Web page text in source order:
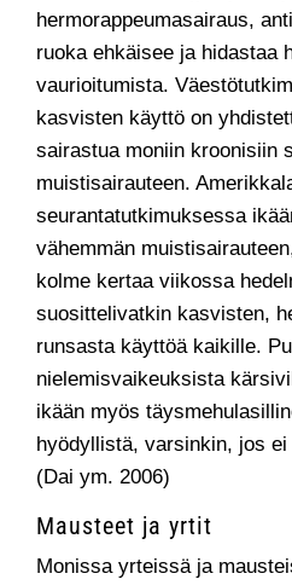
hermorappeumasairaus,
ruoka ehkäisee ja hidastaa
vaurioitumista.
kasvisten käyttö on
sairastua moniin kroonisiin
muistisairauteen.
seurantatutkimuksessa
vähemmän
kolme kertaa viikossa
suosittelivatkin kasvisten,
runsasta käyttöä kaikille.
nielemisvaikeuksista
ikään myös
hyödyllistä, varsinkin, jos
(Dai ym. 2006)
Mausteet ja yrtit
Monissa yrteissä ja